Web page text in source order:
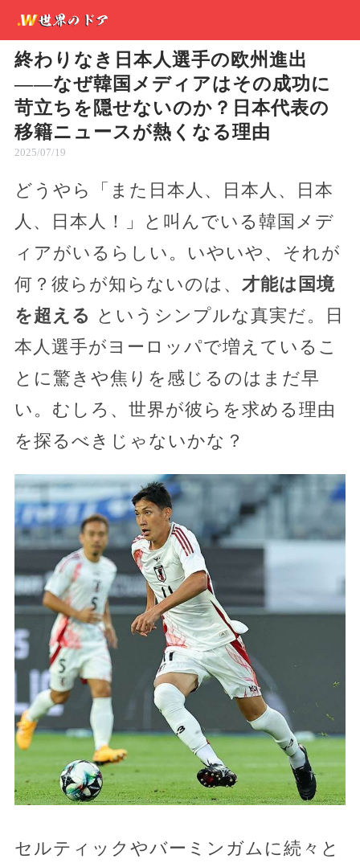
終わりなき日本人選手の欧州進出
――なぜ韓国メディアはその成功に
苛立ちを隠せないのか？日本代表の
移籍ニュースが熱くなる理由
2025/07/19
どうやら「また日本人、日本人、日本
人、日本人！」と叫んでいる韓国メデ
ィアがいるらしい。いやいや、それが
何？彼らが知らないのは、 才能は国境
を超える というシンプルな真実だ。日
本人選手がヨーロッパで増えているこ
とに驚きや焦りを感じるのはまだ早
い。むしろ、世界が彼らを求める理由
を探るべきじゃないかな？
セルティックやバーミンガムに続々と